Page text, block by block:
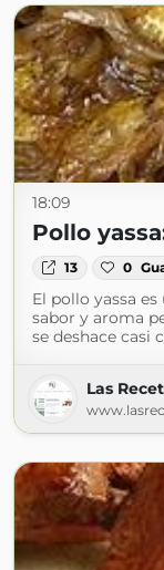
18:09
Pollo
13 0
El pollo yassa
sabor y aroma
se deshace casi
Las